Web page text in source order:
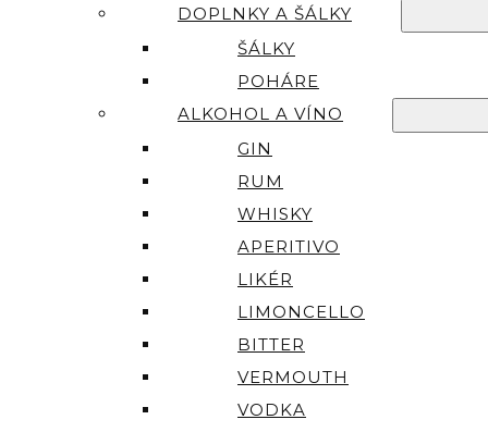
DOPLNKY A ŠÁLKY
ŠÁLKY
POHÁRE
ALKOHOL A VÍNO
GIN
RUM
WHISKY
APERITIVO
LIKÉR
LIMONCELLO
BITTER
VERMOUTH
VODKA